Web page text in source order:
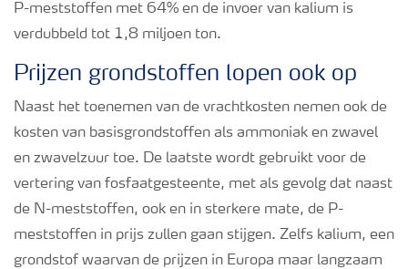
P-meststoffen met 64% en de invoer van kalium is
verdubbeld tot 1,8 miljoen ton.
Prijzen grondstoffen lopen ook op
Naast het toenemen van de vrachtkosten nemen ook de
kosten van basisgrondstoffen als ammoniak en zwavel
en zwavelzuur toe. De laatste wordt gebruikt voor de
vertering van fosfaatgesteente, met als gevolg dat naast
de N-meststoffen, ook en in sterkere mate, de P-
meststoffen in prijs zullen gaan stijgen. Zelfs kalium, een
grondstof waarvan de prijzen in Europa maar langzaam